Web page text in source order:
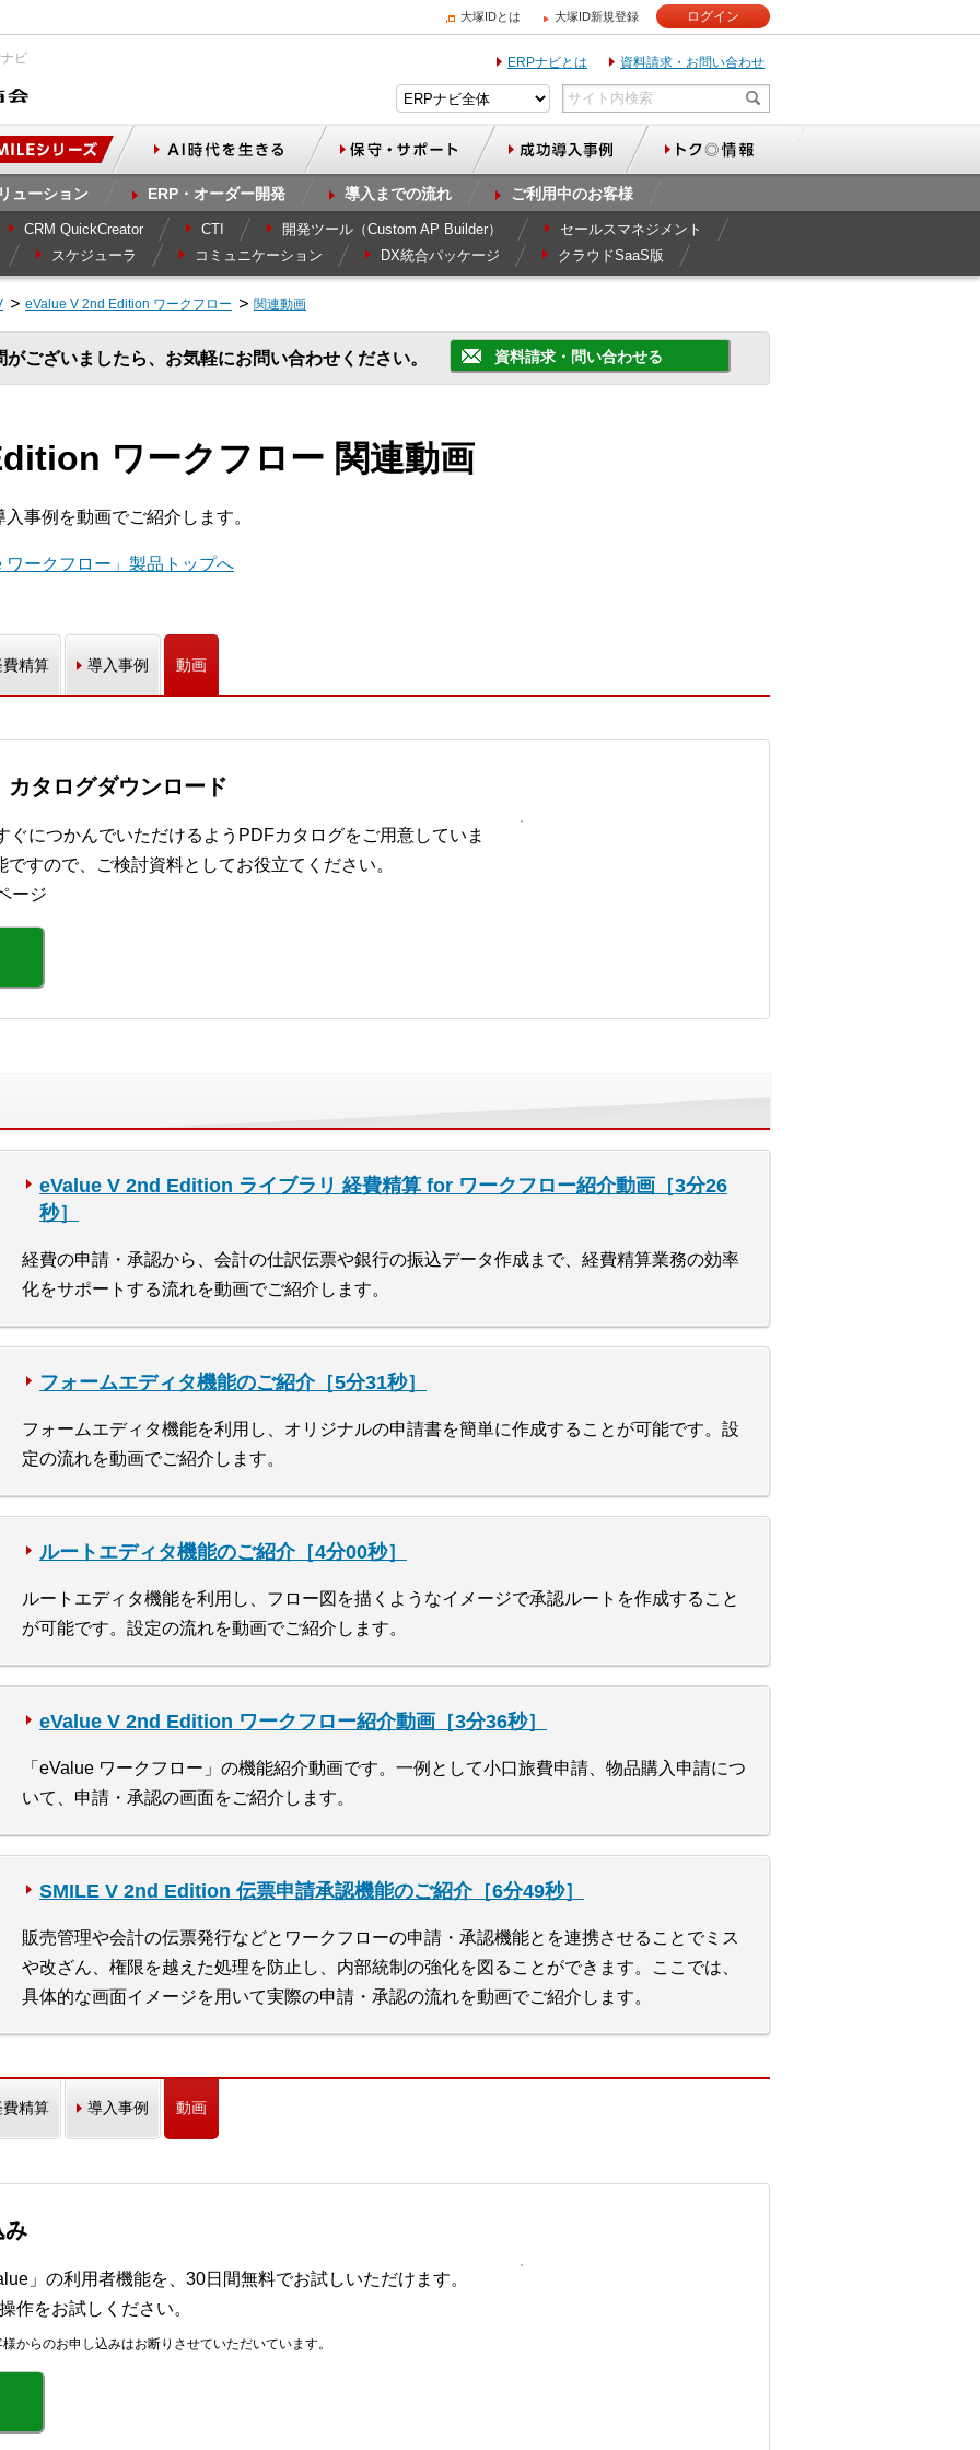
大塚IDとは 大塚ID新規登録 ログイン
ビ ERPナビとは 資料請求・お問い合わせ
ューション ERP・オーダー開発 導入までの流れ ご利用中のお客様
CRM QuickCreator CTI 開発ツール（Custom AP Builder）
セールスマネジメント
スケジューラ
コミュニケーション DX統合パッケージ クラウドSaaS版
eValue V 2nd Edition ワークフロー 関連動画
ございましたら、お気軽にお問い合わせください。 資料請求・問い合わせる
ワークフロー 関連動画
事例を動画でご紹介します。
ークフロー」製品トップへ
費精算 導入事例 動画
タログダウンロード
ぐにつかんでいただけるようPDFカタログをご用意していま
すので、ご検討資料としてお役立てください。
ージ
eValue V 2nd Edition ライブラリ 経費精算 for ワークフロー紹介動画［3分26
秒］
経費の申請・承認から、会計の仕訳伝票や銀行の振込データ作成まで、経費精算業務の効率
化をサポートする流れを動画でご紹介します。
フォームエディタ機能のご紹介［5分31秒］
フォームエディタ機能を利用し、オリジナルの申請書を簡単に作成することが可能です。設
定の流れを動画でご紹介します。
ルートエディタ機能のご紹介［4分00秒］
ルートエディタ機能を利用し、フロー図を描くようなイメージで承認ルートを作成すること
が可能です。設定の流れを動画でご紹介します。
eValue V 2nd Edition ワークフロー紹介動画［3分36秒］
「eValue ワークフロー」の機能紹介動画です。一例として小口旅費申請、物品購入申請につ
いて、申請・承認の画面をご紹介します。
SMILE V 2nd Edition 伝票申請承認機能のご紹介［6分49秒］
販売管理や会計の伝票発行などとワークフローの申請・承認機能とを連携させることでミス
や改ざん、権限を越えた処理を防止し、内部統制の強化を図ることができます。ここでは、
具体的な画面イメージを用いて実際の申請・承認の流れを動画でご紹介します。
費精算 導入事例 動画
み
」の利用者機能を、30日間無料でお試しいただけます。
作をお試しください。
からのお申し込みはお断りさせていただいています。